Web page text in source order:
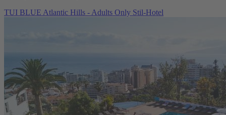
TUI BLUE Atlantic Hills - Adults Only Stil-Hotel